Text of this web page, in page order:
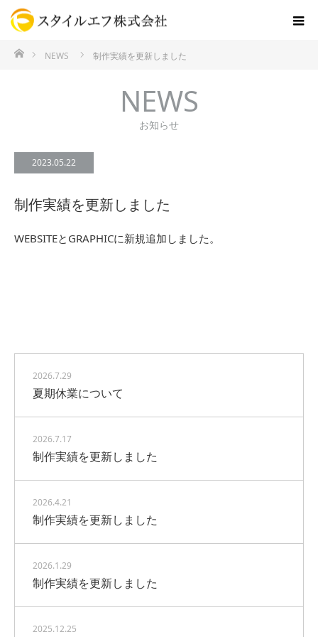
ホームNEWS 制作実績を更新しました
NEWS
お知らせ
2023.05.22
制作実績を更新しました
WEBSITEとGRAPHICに新規追加しました。
2026.7.29
夏期休業について
2026.7.17
制作実績を更新しました
2026.4.21
制作実績を更新しました
2026.1.29
制作実績を更新しました
2025.12.25